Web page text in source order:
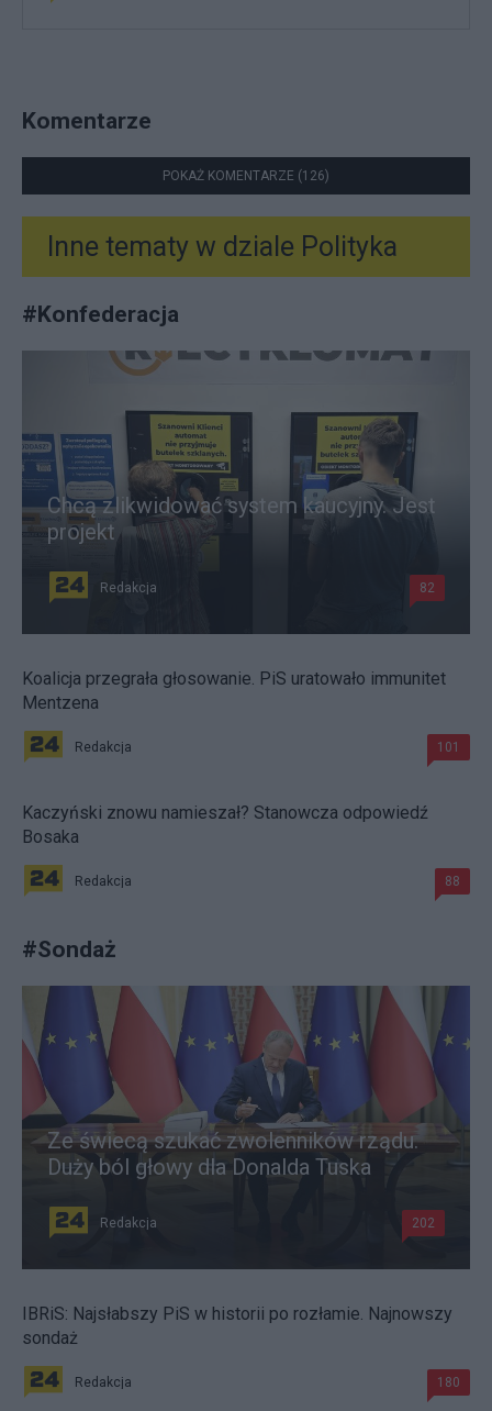
Komentarze
POKAŻ KOMENTARZE (126)
Inne tematy w dziale Polityka
#Konfederacja
Chcą zlikwidować system kaucyjny. Jest
projekt
Redakcja 82
Koalicja przegrała głosowanie. PiS uratowało immunitet
Mentzena
Redakcja 101
Kaczyński znowu namieszał? Stanowcza odpowiedź
Bosaka
Redakcja 88
#Sondaż
Ze świecą szukać zwolenników rządu.
Duży ból głowy dla Donalda Tuska
Redakcja 202
IBRiS: Najsłabszy PiS w historii po rozłamie. Najnowszy
sondaż
Redakcja 180